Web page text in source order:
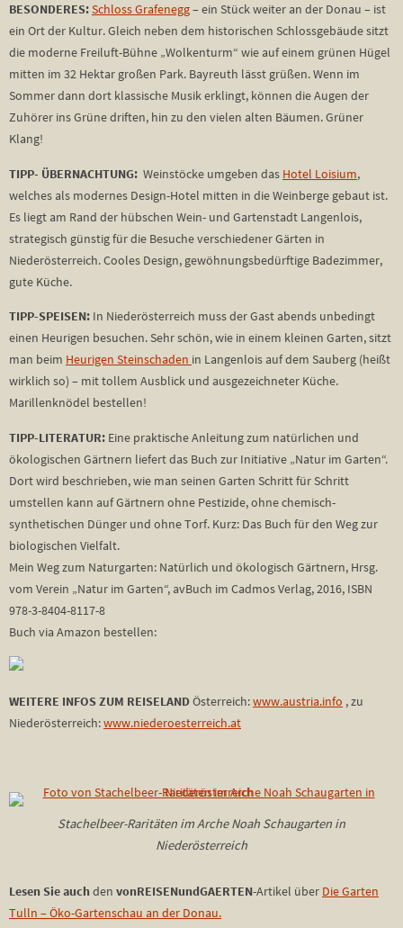
BESONDERES:Schloss Grafenegg– ein Stück weiter an der Donau – ist
ein Ort der Kultur. Gleich neben dem historischen Schlossgebäude sitzt
die moderne Freiluft-Bühne „Wolkenturm“ wie auf einem grünen Hügel
mitten im 32 Hektar großen Park. Bayreuth lässt grüßen. Wenn im
Sommer dann dort klassische Musik erklingt, können die Augen der
Zuhörer ins Grüne driften, hin zu den vielen alten Bäumen. Grüner
Klang!
TIPP- ÜBERNACHTUNG: Weinstöcke umgeben das Hotel Loisium,
welches als modernes Design-Hotel mitten in die Weinberge gebaut ist.
Es liegt am Rand der hübschen Wein- und Gartenstadt Langenlois,
strategisch günstig für die Besuche verschiedener Gärten in
Niederösterreich. Cooles Design, gewöhnungsbedürftige Badezimmer,
gute Küche.
TIPP-SPEISEN: In Niederösterreich muss der Gast abends unbedingt
einen Heurigen besuchen. Sehr schön, wie in einem kleinen Garten, sitzt
man beim Heurigen Steinschaden in Langenlois auf dem Sauberg (heißt
wirklich so) – mit tollem Ausblick und ausgezeichneter Küche.
Marillenknödel bestellen!
TIPP-LITERATUR: Eine praktische Anleitung zum natürlichen und
ökologischen Gärtnern liefert das Buch zur Initiative „Natur im Garten“.
Dort wird beschrieben, wie man seinen Garten Schritt für Schritt
umstellen kann auf Gärtnern ohne Pestizide, ohne chemisch-
synthetischen Dünger und ohne Torf. Kurz: Das Buch für den Weg zur
biologischen Vielfalt.
Mein Weg zum Naturgarten: Natürlich und ökologisch Gärtnern, Hrsg.
vom Verein „Natur im Garten“, avBuch im Cadmos Verlag, 2016, ISBN
978-3-8404-8117-8
Buch via Amazon bestellen:
WEITERE INFOS ZUM REISELANDÖsterreich:www.austria.info , zu
Niederösterreich:www.niederoesterreich.at
Stachelbeer-Raritäten im Arche Noah Schaugarten in
Niederösterreich
Lesen Sie auchden vonREISENundGAERTEN-Artikel über Die Garten
Tulln – Öko-Gartenschau an der Donau.